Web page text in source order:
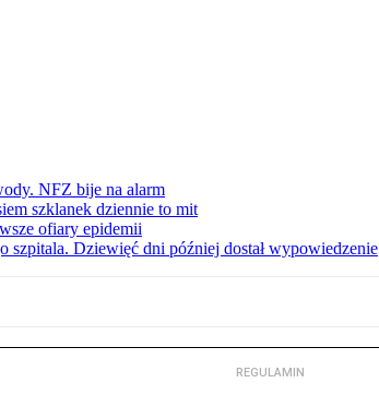
NFZ bije na alarm
szklanek dziennie to mit
ofiary epidemii
szpitala. Dziewięć dni później dostał wypowiedzenie
REGULAMIN